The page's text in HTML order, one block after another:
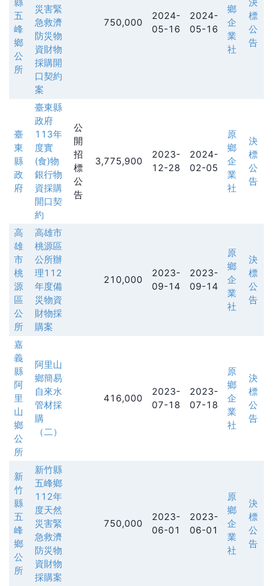
五
峰
鄉
公
所
災害緊
急救濟
防災物
資財物
採購開
口契約
案
750,000
2024-
05-16
2024-
05-16
鄉
企
業
社
標
公
告
臺
東
縣
政
府
臺東縣
政府
113年
度實
(食)物
銀行物
資採購
開口契
約
公
開
招
標
公
告
3,775,900
2023-
12-28
2024-
02-05
原
鄉
企
業
社
決
標
公
告
高
雄
市
桃
源
區
公
所
高雄市
桃源區
公所辦
理112
年度備
災物資
財物採
購案
210,000
2023-
09-14
2023-
09-14
原
鄉
企
業
社
決
標
公
告
嘉
義
縣
阿
里
山
鄉
公
所
阿里山
鄉簡易
自來水
管材採
購
（二）
416,000
2023-
07-18
2023-
07-18
原
鄉
企
業
社
決
標
公
告
新
竹
縣
五
峰
鄉
公
所
新竹縣
五峰鄉
112年
度天然
災害緊
急救濟
防災物
資財物
採購案
750,000
2023-
06-01
2023-
06-01
原
鄉
企
業
社
決
標
公
告